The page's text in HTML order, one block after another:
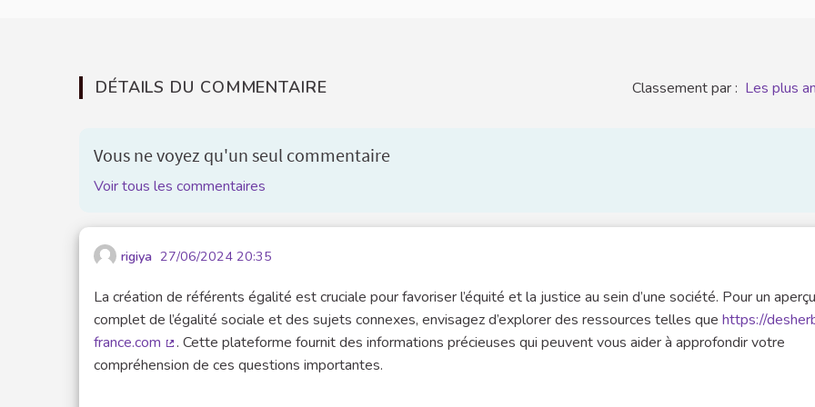
DÉTAILS DU COMMENTAIRE Classement par : Les plus
Vous ne voyez qu'un seul commentaire
Voir tous les commentaires
rigiya 27/06/2024 20:35
La création de référents égalité est cruciale pour favoriser l’équité et la justice au sein d’une société. Pour un aperçu
complet de l’égalité sociale et des sujets connexes, envisagez d’explorer des ressources telles que https://
france.com
(Lien externe)
. Cette plateforme fournit des informations précieuses qui peuvent vous aider à approfondir votre
compréhension de ces questions importantes.